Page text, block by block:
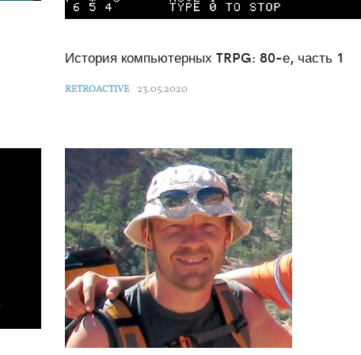
История компьютерных TRPG: 80-е, часть 1
RETROACTIVE 23.05.2020